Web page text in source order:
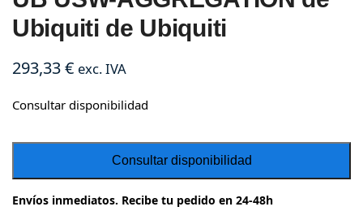
Ubiquiti de Ubiquiti
293,33€ exc. IVA
Consultar disponibilidad
Envíos inmediatos. Recibe tu pedido en 24-48h